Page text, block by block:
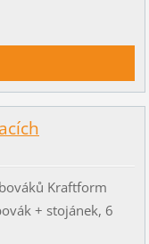
Kraftform
+ stojánek, 6